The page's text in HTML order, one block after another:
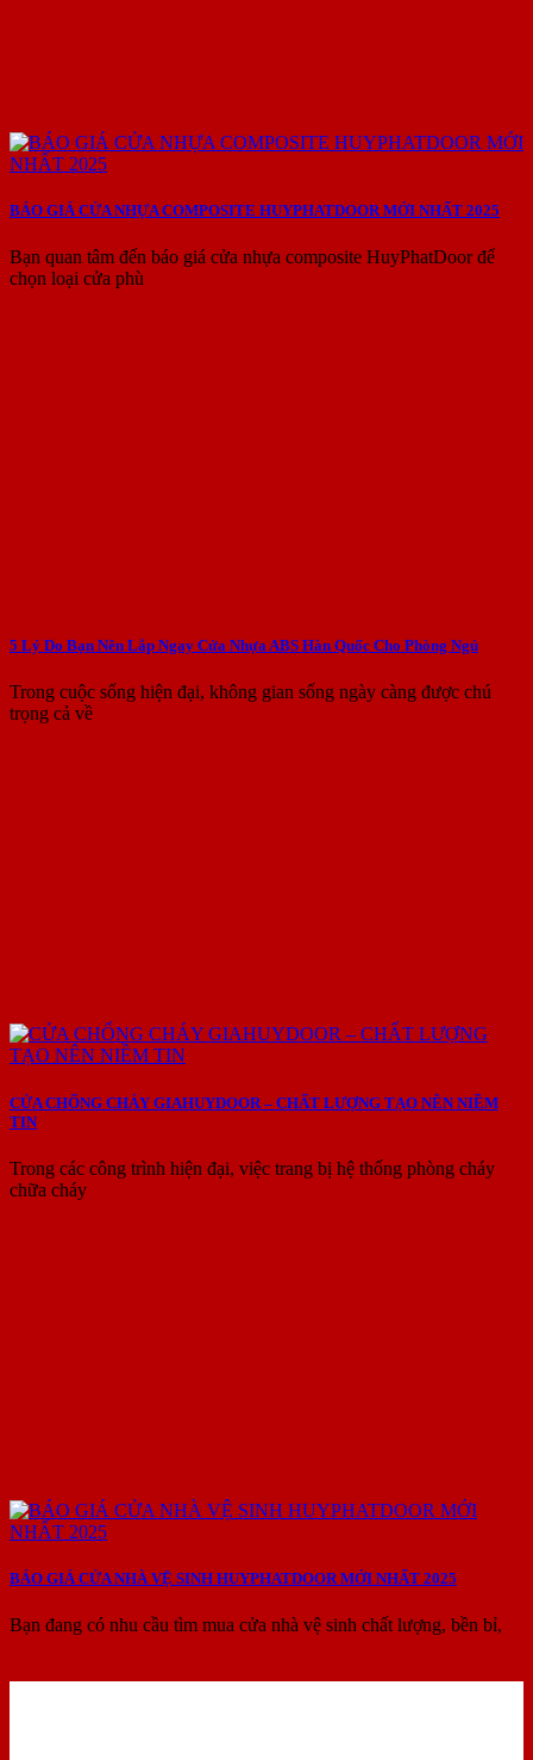
BÁO GIÁ CỬA NHỰA COMPOSITE HUYPHATDOOR MỚI NHẤT 2025
Bạn quan tâm đến báo giá cửa nhựa composite HuyPhatDoor để
chọn loại cửa phù
5 Lý Do Bạn Nên Lắp Ngay Cửa Nhựa ABS Hàn Quốc Cho Phòng Ngủ
Trong cuộc sống hiện đại, không gian sống ngày càng được chú
trọng cả về
CỬA CHỐNG CHÁY GIAHUYDOOR – CHẤT LƯỢNG TẠO NÊN NIỀM
TIN
Trong các công trình hiện đại, việc trang bị hệ thống phòng cháy
chữa cháy
BÁO GIÁ CỬA NHÀ VỆ SINH HUYPHATDOOR MỚI NHẤT 2025
Bạn đang có nhu cầu tìm mua cửa nhà vệ sinh chất lượng, bền bỉ,